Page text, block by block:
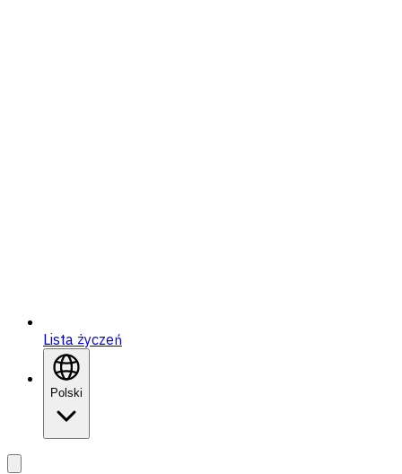
Lista życzeń
Polski